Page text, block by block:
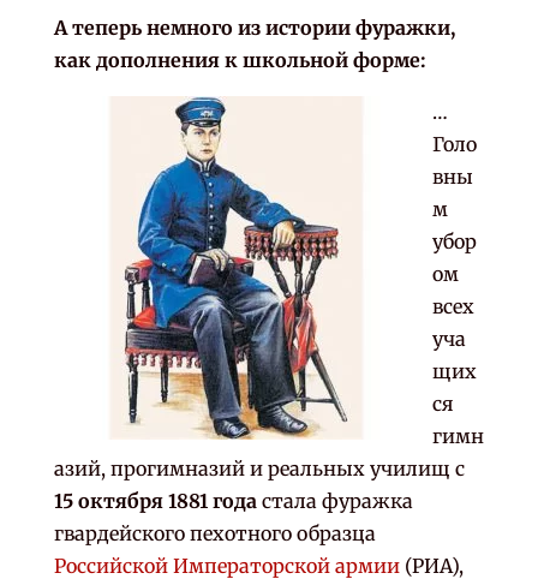
А теперь немного из истории фуражки,
как дополнения к школьной форме:
…
Голо
вны
м
убор
ом
всех
уча
щих
ся
гимн
азий, прогимназий и реальных училищ с
15 октября 1881 годастала фуражка
гвардейского пехотного образца
Российской Императорской армии(РИА),